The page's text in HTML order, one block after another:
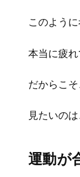
このよう
本当に疲
だからこ
見たいの
運動が